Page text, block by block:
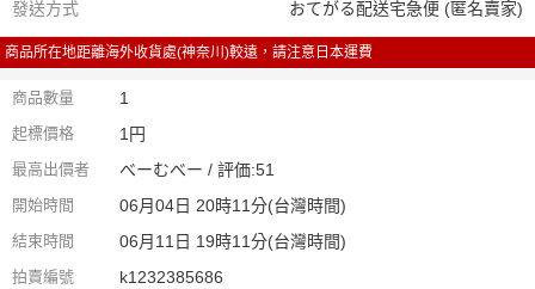
發送方式 おてがる配送宅急便 (匿名賣家)
商品所在地距離海外收貨處(神奈川)較遠，請注意日本運費
商品數量 1
起標價格 1円
最高出價者 べーむべー / 評価:51
開始時間 06月04日 20時11分(台灣時間)
結束時間 06月11日 19時11分(台灣時間)
拍賣編號 k1232385686